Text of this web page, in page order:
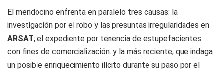
El mendocino enfrenta en paralelo tres causas: la
investigación por el robo y las presuntas irregularidades en
ARSAT; el expediente por tenencia de estupefacientes
con fines de comercialización; y la más reciente, que indaga
un posible enriquecimiento ilícito durante su paso por el